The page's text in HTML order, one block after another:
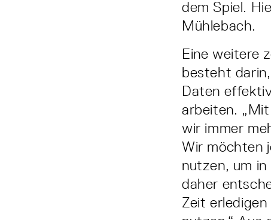
dem Spiel.
Mühlebach.
Eine weitere
besteht
Daten
arbeiten.
wir immer
Wir möchten
nutzen, um
daher
Zeit